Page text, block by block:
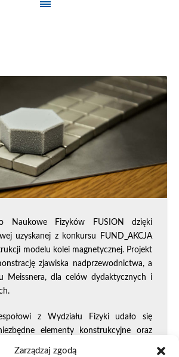
Zarządzaj zgodą
Naukowe Fizyków FUSION dzięki
uzyskanej z konkursu FUND_AKCJA
modelu kolei magnetycznej. Projekt
zjawiska nadprzewodnictwa, a
Meissnera, dla celów dydaktycznych i
z Wydziału Fizyki udało się
elementy konstrukcyjne oraz